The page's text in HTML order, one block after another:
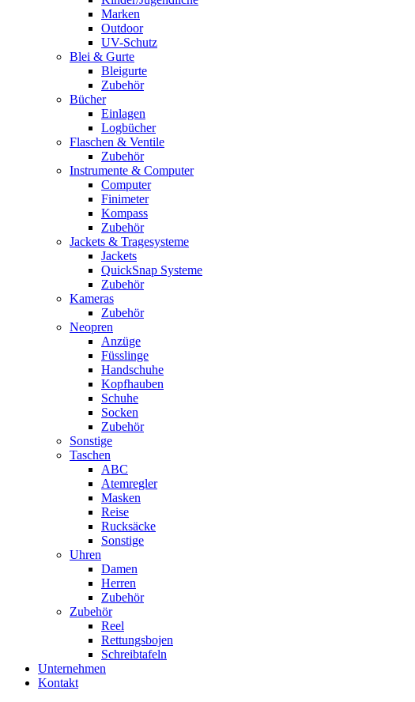
Marken
Outdoor
UV-Schutz
Blei & Gurte
Bleigurte
Zubehör
Bücher
Einlagen
Logbücher
Flaschen & Ventile
Zubehör
Instrumente & Computer
Computer
Finimeter
Kompass
Zubehör
Jackets & Tragesysteme
Jackets
QuickSnap Systeme
Zubehör
Kameras
Zubehör
Neopren
Anzüge
Füsslinge
Handschuhe
Kopfhauben
Schuhe
Socken
Zubehör
Sonstige
Taschen
ABC
Atemregler
Masken
Reise
Rucksäcke
Sonstige
Uhren
Damen
Herren
Zubehör
Zubehör
Reel
Rettungsbojen
Schreibtafeln
Unternehmen
Kontakt